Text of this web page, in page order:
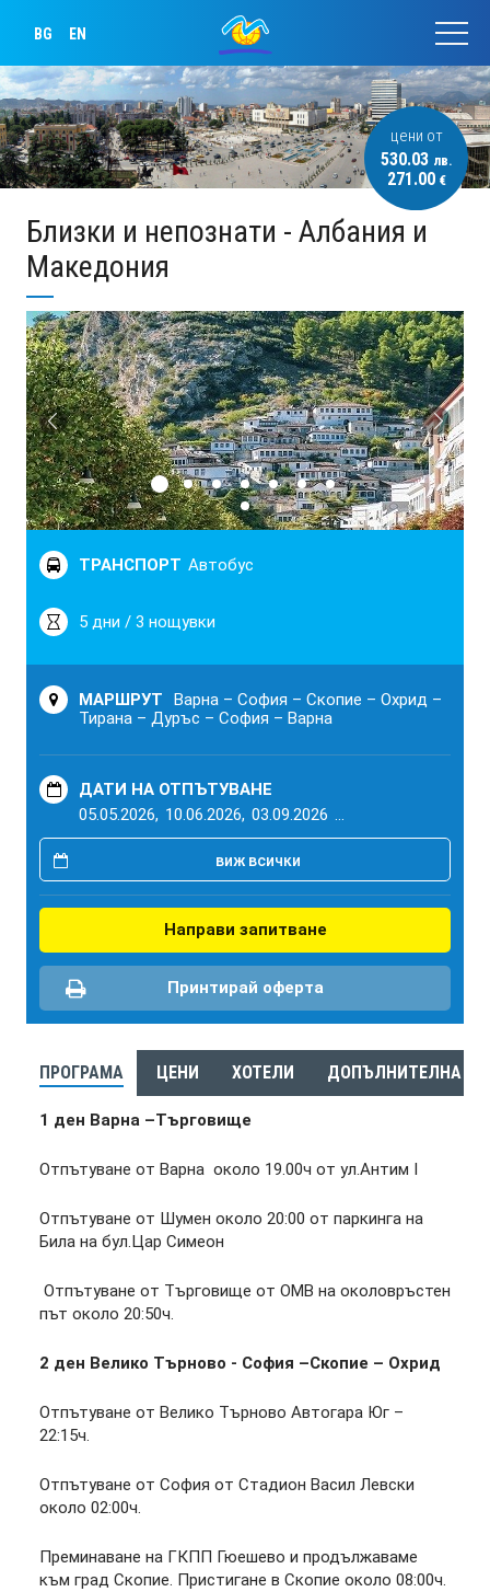
BG EN
Близки и непознати - Албания и
Македония
цени от
530.03 лв.
271.00 €
ТРАНСПОРТ Автобус
5 дни / 3 нощувки
МАРШРУТ
Варна – София – Скопие – Охрид –
Тирана – Дуръс – София – Варна
ДАТИ НА ОТПЪТУВАНЕ
05.05.2026, 10.06.2026, 03.09.2026 ...
виж всички
Направи запитване
Принтирай оферта
ПРОГРАМА ЦЕНИ ХОТЕЛИ ДОПЪЛНИТЕЛНА
1 ден Варна –Търговище
Отпътуване от Варна около 19.00ч от ул.Антим I
Отпътуване от Шумен около 20:00 от паркинга на
Била на бул.Цар Симеон
Отпътуване от Търговище от ОМВ на околовръстен
път около 20:50ч.
2 ден Велико Търново - София –Скопие – Охрид
Отпътуване от Велико Търново Автогара Юг –
22:15ч.
Отпътуване от София от Стадион Васил Левски
около 02:00ч.
Преминаване на ГКПП Гюешево и продължаваме
към град Скопие. Пристигане в Скопие около 08:00ч.